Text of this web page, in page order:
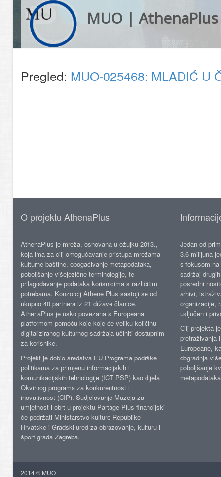
MUO | AthenaPlus
Pregled: MUO-025468: MLADIĆ U
O projektu AthenaPlus
AthenaPlus je mreža, osnovana u ožujku 2013.,
koja ima za cilj omogućavanje pristupa mrežama
kulturne baštine, obogaćivanje metapodataka,
poboljšanje višejezične terminologije, te
prilagođavanje podataka korisnicima s različitim
potrebama. Konzorcij Athene Plus sastoji se od
ukupno 40 partnera iz 21 države članice.
AthenaPlus je usko povezana s Europeana
platformom pomoću koje koje će veliku količinu
digitaliziranog kulturnog sadržaja učiniti dostupnim
za korisnike.
Projekt je dobio sredstva EU Programa podrške
politikama za primjenu informacijskih i
komunikacijskih tehnologije (ICT PSP) kao dijela
Okvirnog programa za konkurentnost i
inovativnost (CIP). Sudjelovanje Muzeja za
umjetnost i obrt u projektu Partage Plus financijski
će podržati Ministarstvo kulture Republike
Hrvatske i Gradski ured za obrazovanje, kulturu i
šport grada Zagreba.
Jedan od
3,6 milijuna
s fokusom
sadržaj
posredni
arhivi,
organizacije,
uključen i
Cilj projekta
pretraživanja
Europeane,
dogradnja
poboljšanje
2014 © MUO